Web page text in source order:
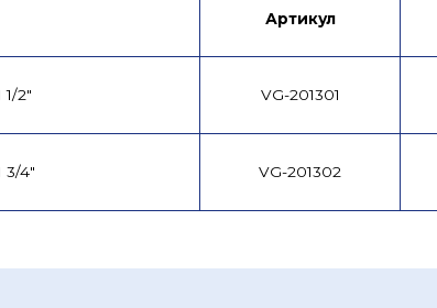
Артикул
2" VG-201301
3/4" VG-201302